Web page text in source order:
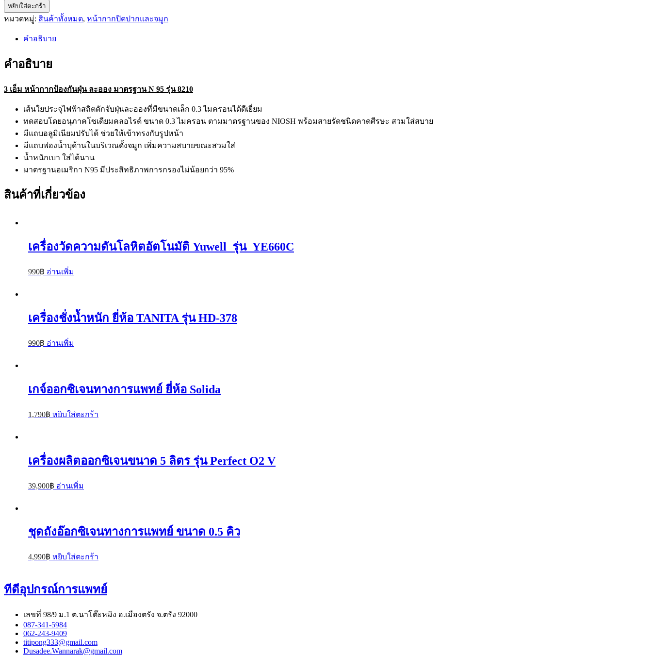
หน้ากาก
N95/Mask
รุ่น
ชิ้น
หยิบใส่ตะกร้า
หมวดหมู่: สินค้าทั้งหมด, หน้ากากปิดปากและจมูก
คำอธิบาย
คำอธิบาย
3 เอ็ม หน้ากากป้องกันฝุ่น ละออง มาตรฐาน N 95 รุ่น 8210
เส้นใยประจุไฟฟ้าสถิตดักจับฝุ่นละอองที่มีขนาดเล็ก 0.3 ไมครอนได้ดีเยี่ยม
ทดสอบโดยอนุภาคโซเดียมคลอไรด์ ขนาด 0.3 ไมครอน ตามมาตรฐานของ NIOSH พร้อมสายรัดชนิดคาดศีรษะ สวมใส่สบาย
มีแถบอลูมิเนียมปรับได้ ช่วยให้เข้าทรงกับรูปหน้า
มีแถบฟองน้ำบุด้านในบริเวณดั้งจมูก เพิ่มความสบายขณะสวมใส่
น้ำหนักเบา ใส่ได้นาน
มาตรฐานอเมริกา N95 มีประสิทธิภาพการกรองไม่น้อยกว่า 95%
สินค้าที่เกี่ยวข้อง
เครื่องวัดความดันโลหิตอัตโนมัติ Yuwell รุ่น YE660C
990฿ อ่านเพิ่ม
เครื่องชั่งน้ำหนัก ยี่ห้อ TANITA รุ่น HD-378
990฿ อ่านเพิ่ม
เกจ์ออกซิเจนทางการแพทย์ ยี่ห้อ Solida
1,790฿ หยิบใส่ตะกร้า
เครื่องผลิตออกซิเจนขนาด 5 ลิตร รุ่น Perfect O2 V
39,900฿ อ่านเพิ่ม
ชุดถังอ๊อกซิเจนทางการแพทย์ ขนาด 0.5 คิว
4,990฿ หยิบใส่ตะกร้า
ทีดีอุปกรณ์การแพทย์
เลขที่ 98/9 ม.1 ต.นาโต๊ะหมิง อ.เมืองตรัง จ.ตรัง 92000
087-341-5984
062-243-9409
titipong333@gmail.com
Dusadee.Wannarak@gmail.com